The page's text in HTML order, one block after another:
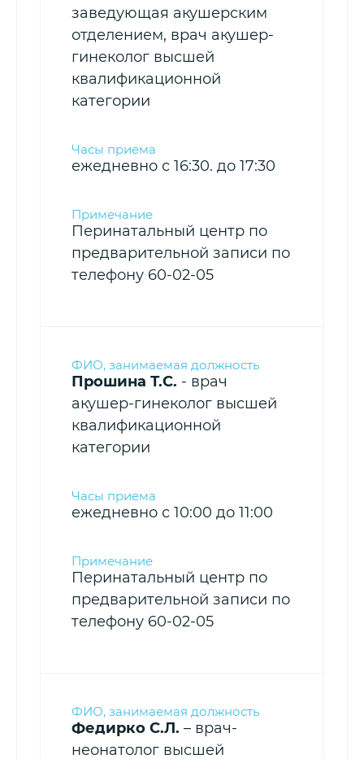
заведующая акушерским
отделением, врач акушер-
гинеколог высшей
квалификационной
категории
ежедневно с 16:30. до 17:30
Перинатальный центр по
предварительной записи по
телефону 60-02-05
Прошина Т.С. - врач
акушер-гинеколог высшей
квалификационной
категории
ежедневно с 10:00 до 11:00
Перинатальный центр по
предварительной записи по
телефону 60-02-05
Федирко С.Л. – врач-
неонатолог высшей